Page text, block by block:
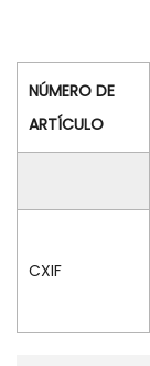
NÚMERO DE
ARTÍCULO
CXIF